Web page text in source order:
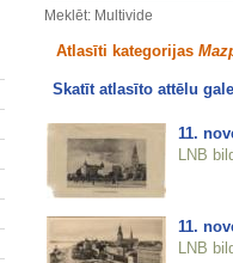
Meklēt: Multivide
Atlasīti kategorijas
Skatīt atlasīto attēlu
11.
LNB
11.
LNB